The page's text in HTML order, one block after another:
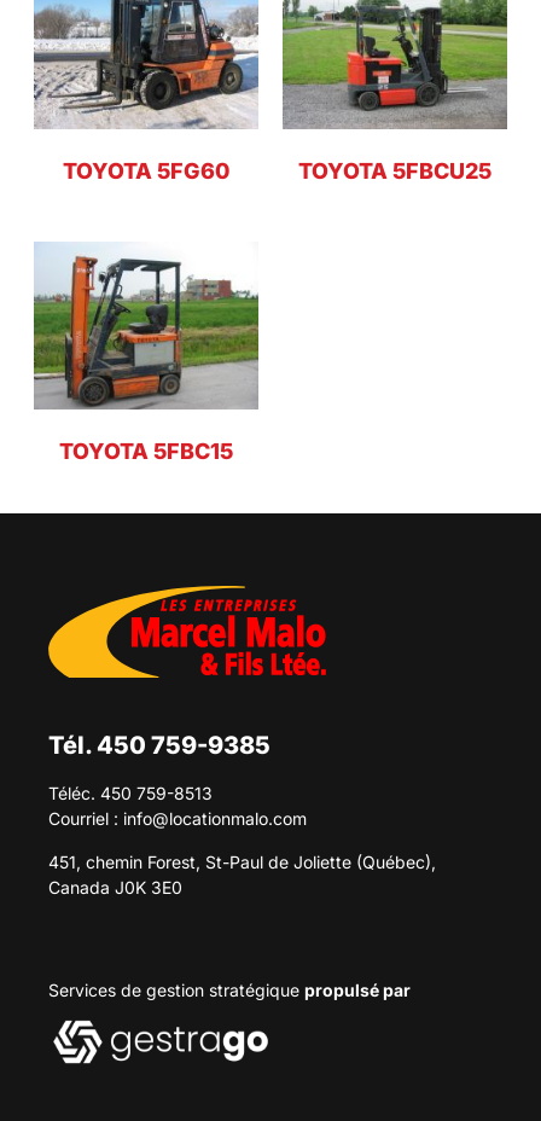
TOYOTA 5FG60 TOYOTA 5FBCU25
TOYOTA 5FBC15
Tél. 450 759-9385
Téléc. 450 759-8513
Courriel : info@locationmalo.com
451, chemin Forest, St-Paul de Joliette (Québec),
Canada J0K 3E0
Services de gestion stratégique propulsé par